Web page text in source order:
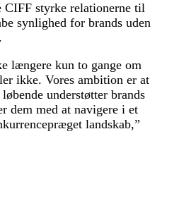
styrke relationerne til
synlighed for brands uden
længere kun to gange om
ikke. Vores ambition er at
understøtter brands
dem med at navigere i et
landskab,”